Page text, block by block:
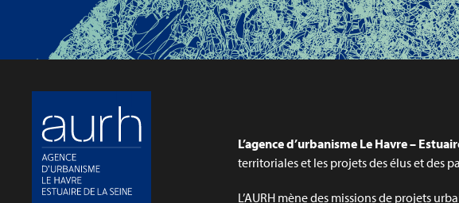
L’agence d’urbanisme Le Havre –
territoriales et les projets des élus et des
L’AURH mène des missions de projets